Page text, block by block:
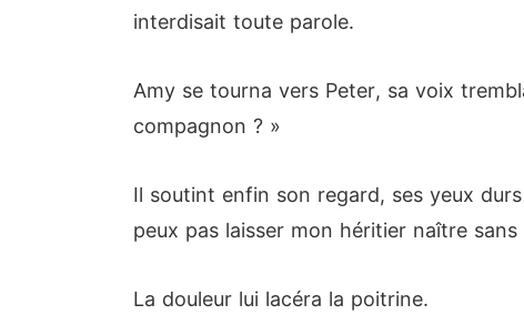
interdisait toute parole.
Amy se tourna vers Peter, sa voix
compagnon ? »
Il soutint enfin son regard, ses yeux
peux pas laisser mon héritier naître
La douleur lui lacéra la poitrine.